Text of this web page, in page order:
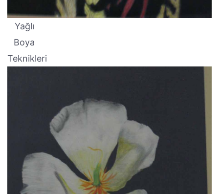
Yağlı
Boya
Teknikleri